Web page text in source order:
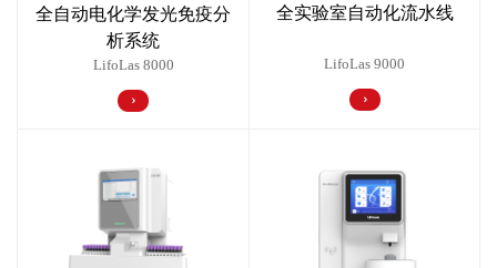
全自动电化学发光免疫分
析系统
LifoLas 8000
全实验室自动化流水线
LifoLas 9000